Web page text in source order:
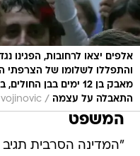
אלפים יצאו לרחובות, הפגינו
והתפללו לשלומו של הצרפתי
מאבק בן 12 ימים בבן
התאבלה על עצמה /
המשפט
"המדינה הסרבית